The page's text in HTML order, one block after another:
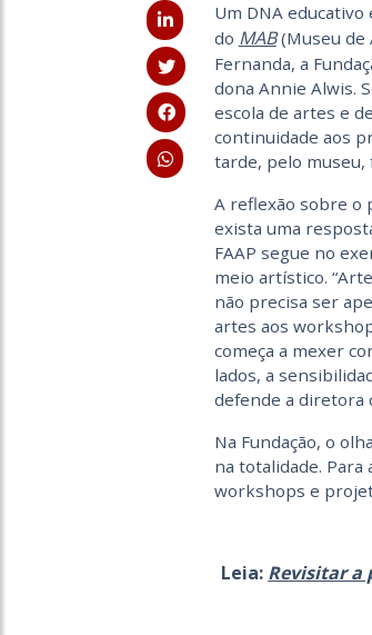
Um DNA
do MAB(Museu de
Fernanda, a
dona Annie Alwis.
escola de artes e
continuidade aos
tarde, pelo museu,
A reflexão sobre o
exista uma
FAAP segue no
meio artístico.
não precisa ser
artes aos
começa a mexer
lados, a
defende a diretora
Na Fundação, o
na totalidade. Para
workshops e
Leia: Revisitar a